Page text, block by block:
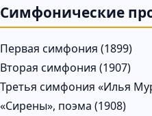
Симфонические
Первая симфония (1899)
Вторая симфония (1907)
Третья симфония «Илья
«Сирены», поэма (1908)